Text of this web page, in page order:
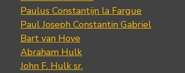
Paulus Constantijn la Fargue
Paul Joseph Constantin Gabriel
Bart van Hove
Abraham Hulk
John F. Hulk sr.